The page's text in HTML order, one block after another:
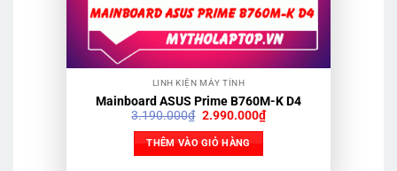
LINH KIỆN MÁY TÍNH
Mainboard ASUS Prime B760M-K D4
3.190.000₫ Giá
là:
3.190.000₫.
2.990.000₫Giá
hiện
THÊM VÀO GIỎ HÀNG